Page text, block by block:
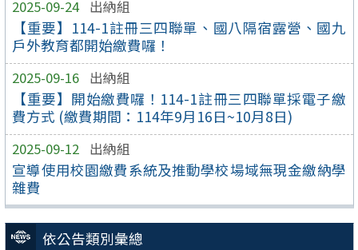
2025-09-24 出納組
【重要】114-1註冊三四聯單、國八隔宿露營、國九
戶外教育都開始繳費囉！
2025-09-16 出納組
【重要】開始繳費囉！114-1註冊三四聯單採電子繳
費方式 (繳費期間：114年9月16日~10月8日)
2025-09-12 出納組
宣導使用校園繳費系統及推動學校場域無現金繳納學
雜費
依公告類別彙總